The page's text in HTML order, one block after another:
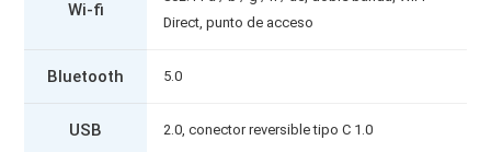
Wi-fi
Direct, punto de acceso
Bluetooth 5.0
USB 2.0, conector reversible tipo C 1.0